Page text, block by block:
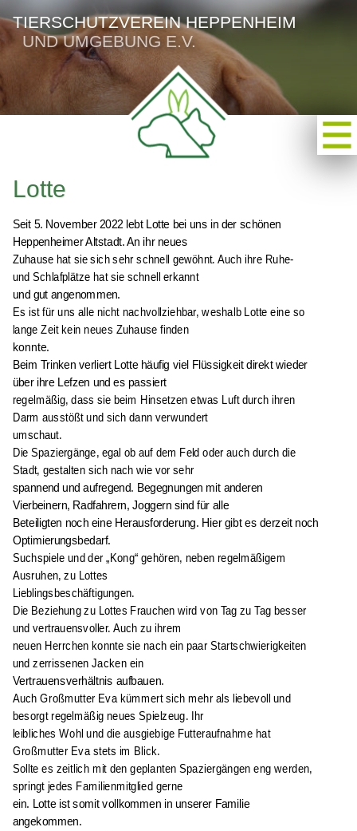
TIERSCHUTZVEREIN HEPPENHEIM
UND UMGEBUNG E.V.
Lotte
Seit 5. November 2022 lebt Lotte bei uns in der schönen
Heppenheimer Altstadt. An ihr neues
Zuhause hat sie sich sehr schnell gewöhnt. Auch ihre Ruhe-
und Schlafplätze hat sie schnell erkannt
und gut angenommen.
Es ist für uns alle nicht nachvollziehbar, weshalb Lotte eine so
lange Zeit kein neues Zuhause finden
konnte.
Beim Trinken verliert Lotte häufig viel Flüssigkeit direkt wieder
über ihre Lefzen und es passiert
regelmäßig, dass sie beim Hinsetzen etwas Luft durch ihren
Darm ausstößt und sich dann verwundert
umschaut.
Die Spaziergänge, egal ob auf dem Feld oder auch durch die
Stadt, gestalten sich nach wie vor sehr
spannend und aufregend. Begegnungen mit anderen
Vierbeinern, Radfahrern, Joggern sind für alle
Beteiligten noch eine Herausforderung. Hier gibt es derzeit noch
Optimierungsbedarf.
Suchspiele und der „Kong“ gehören, neben regelmäßigem
Ausruhen, zu Lottes
Lieblingsbeschäftigungen.
Die Beziehung zu Lottes Frauchen wird von Tag zu Tag besser
und vertrauensvoller. Auch zu ihrem
neuen Herrchen konnte sie nach ein paar Startschwierigkeiten
und zerrissenen Jacken ein
Vertrauensverhältnis aufbauen.
Auch Großmutter Eva kümmert sich mehr als liebevoll und
besorgt regelmäßig neues Spielzeug. Ihr
leibliches Wohl und die ausgiebige Futteraufnahme hat
Großmutter Eva stets im Blick.
Sollte es zeitlich mit den geplanten Spaziergängen eng werden,
springt jedes Familienmitglied gerne
ein. Lotte ist somit vollkommen in unserer Familie
angekommen.